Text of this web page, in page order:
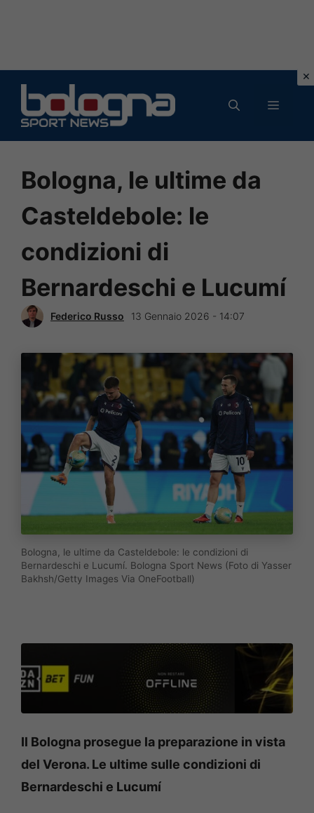
contenuto
MENU
Bologna, le ultime da
Casteldebole: le
condizioni di
Bernardeschi e Lucumí
Federico Russo 13 Gennaio 2026 - 14:07
Bologna, le ultime da Casteldebole: le condizioni di
Bernardeschi e Lucumí. Bologna Sport News (Foto di Yasser
Bakhsh/Getty Images Via OneFootball)
Il Bologna prosegue la preparazione in vista
del Verona. Le ultime sulle condizioni di
Bernardeschi e Lucumí